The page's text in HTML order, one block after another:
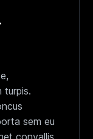
turpis.
sem eu
convallis